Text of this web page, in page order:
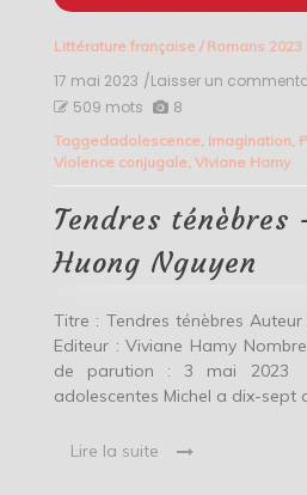
Littérature française/ Romans 2023
17 mai 2023 /Laisser un
509 mots 8
Taggedadolescence, Imagination,
Violence conjugale, Viviane Hamy
Tendres ténèbres
Huong Nguyen
Titre : Tendres ténèbres
Editeur : Viviane Hamy
de parution : 3 mai 2023
adolescentes Michel a dix-sept
Lire la suite